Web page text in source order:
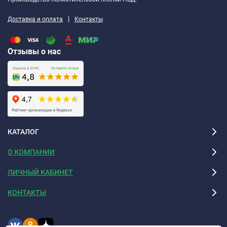
Доставка и оплата | Контакты
Отзывы о нас
КАТАЛОГ
О КОМПАНИИ
ЛИЧНЫЙ КАБИНЕТ
КОНТАКТЫ